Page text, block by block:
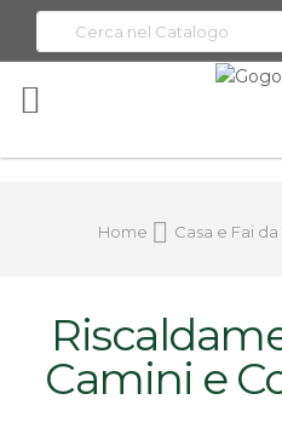
Home Casa e Fai da
Camini e